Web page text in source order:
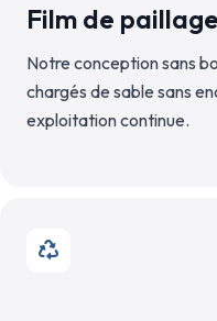
Film de
Notre conception sans
chargés de sable sans
exploitation continue.